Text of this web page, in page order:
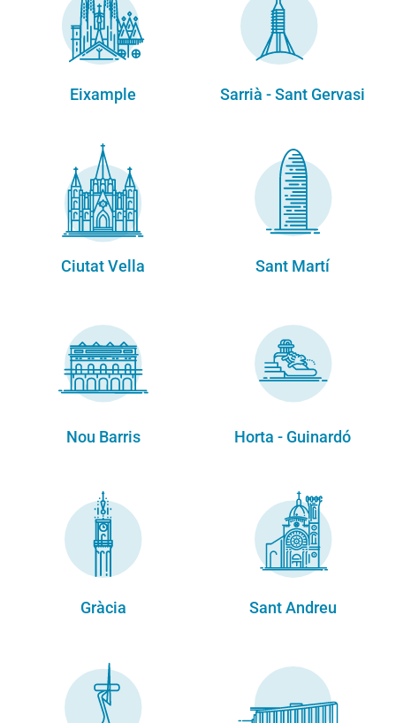
Eixample Sarrià - Sant Gervasi
Ciutat Vella Sant Martí
Nou Barris Horta - Guinardó
Gràcia Sant Andreu